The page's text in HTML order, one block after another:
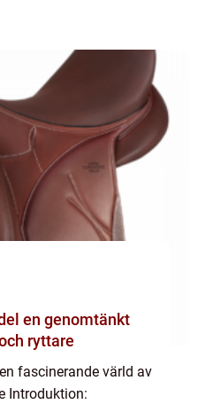
ryttare
fascinerande värld av
Introduktion: